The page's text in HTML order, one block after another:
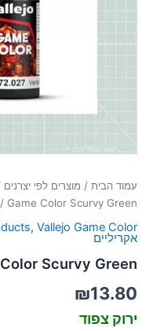
סמן קישורים
עמוד הבית / מוצרים לפי יצרנים
/ Game Color Scurvy Green
, Vallejo Game Color
אקריליים
Scurvy Green
₪13.80
ירוק צפוד